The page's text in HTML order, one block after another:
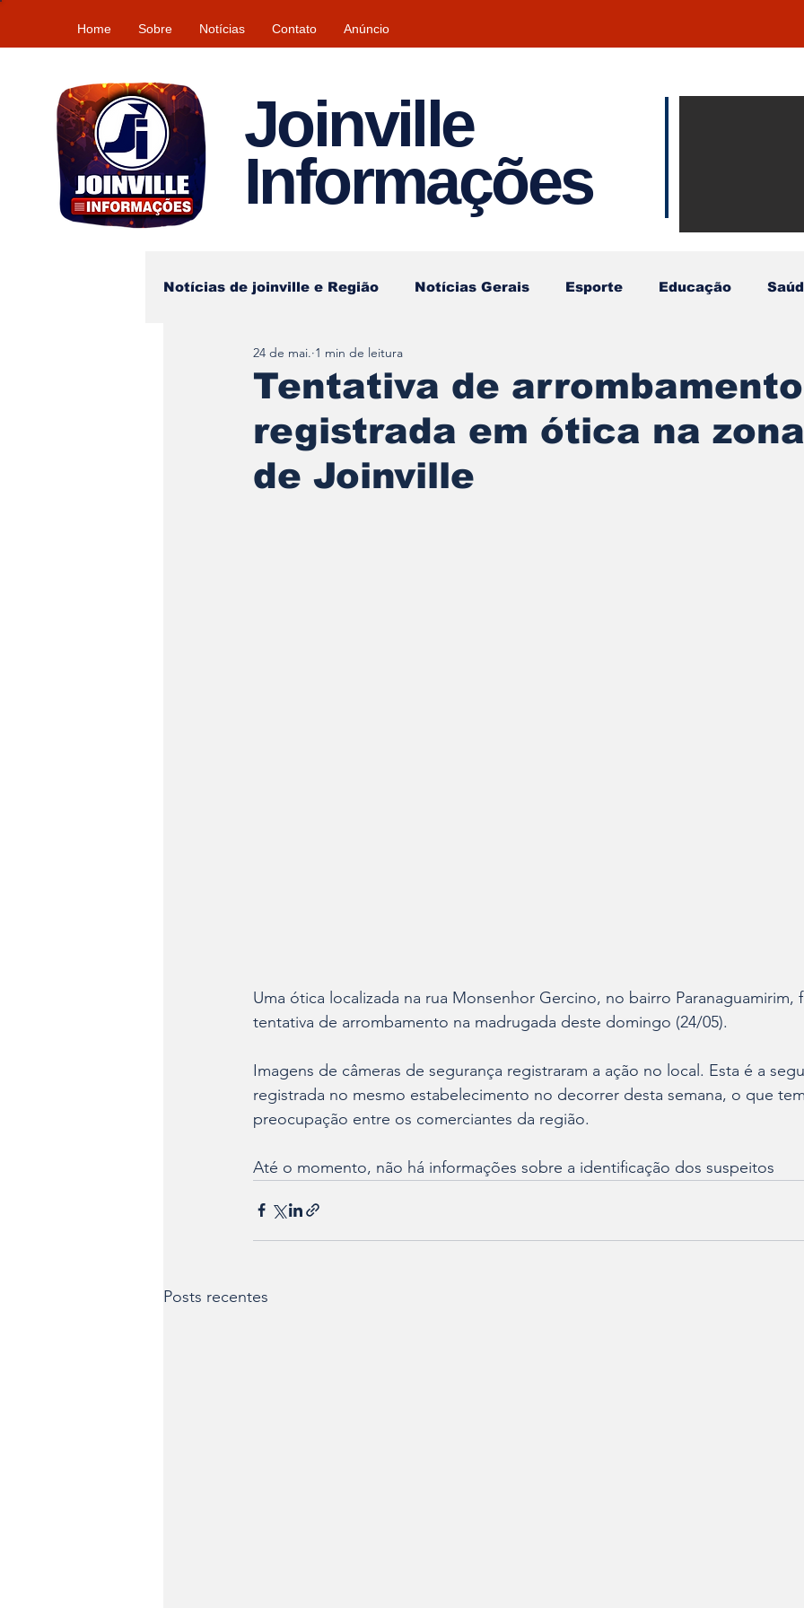
Home Sobre Notícias Contato Anúncio
Joinville
Informações
Notícias de joinville e Região Notícias Gerais Esporte Educação
Tempo\clima
Tentativa de
registrada em ótica na
de Joinville
24 de mai. 1 min de leitura
Uma ótica localizada na rua Monsenhor Gercino, no bairro
tentativa de arrombamento na madrugada deste domingo (24/05).
Imagens de câmeras de segurança registraram a ação no local. Esta é a
registrada no mesmo estabelecimento no decorrer desta semana, o que
preocupação entre os comerciantes da região.
Até o momento, não há informações sobre a identificação dos suspeitos
Posts recentes